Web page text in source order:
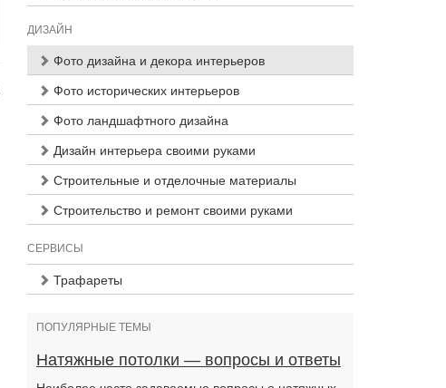
ДИЗАЙН
Фото дизайна и декора интерьеров
Фото исторических интерьеров
Фото ландшафтного дизайна
Дизайн интерьера своими руками
Строительные и отделочные материалы
Строительство и ремонт своими руками
СЕРВИСЫ
Трафареты
ПОПУЛЯРНЫЕ ТЕМЫ
Натяжные потолки — вопросы и ответы